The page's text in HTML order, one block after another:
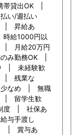
貸出OK |
い/週払い
| 昇給あ
給1000円以
| 月給20万円
み勤務OK |
| 未経験歓
| 残業な
なめ | 無職
| 留学生歓
度 | 社保あ
手渡し
| 賞与あ